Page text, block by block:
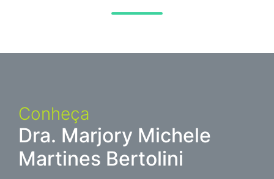
Conheça
Dra. Marjory Michele
Martines Bertolini